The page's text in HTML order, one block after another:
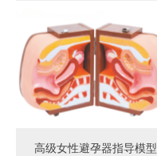
高级女性避孕器指导模型